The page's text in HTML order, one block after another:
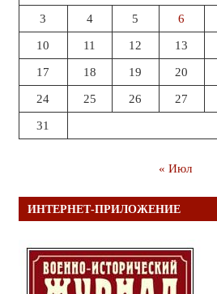
3 4 5 6
10 11 12 13
17 18 19 20
24 25 26 27
31
« Июл
ИНТЕРНЕТ-ПРИЛОЖЕНИЕ